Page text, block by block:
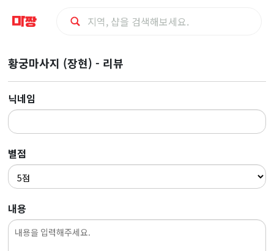
마
사
지
최
저
가
예
황궁마사지 (장현) - 리뷰
닉네임
별점
내용